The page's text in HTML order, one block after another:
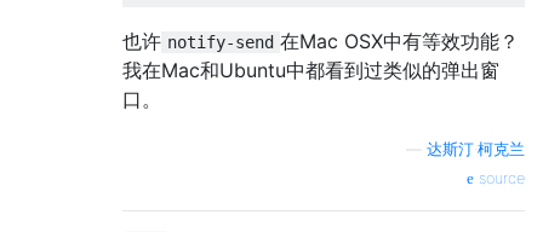
也许 notify-send 在Mac OSX中有等效功能？
我在Mac和Ubuntu中都看到过类似的弹出窗
口。
达斯汀·柯克兰
source